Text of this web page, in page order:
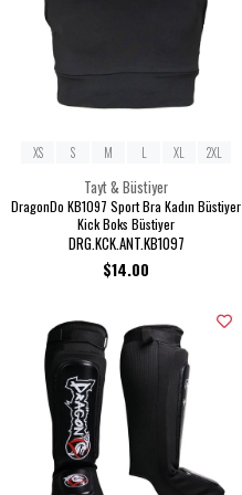
Tayt & Büstiyer
DragonDo KB1097 Sport Bra Kadın Büstiyer
Kick Boks Büstiyer
DRG.KCK.ANT.KB1097
$14.00
XS S M L XL 2XL